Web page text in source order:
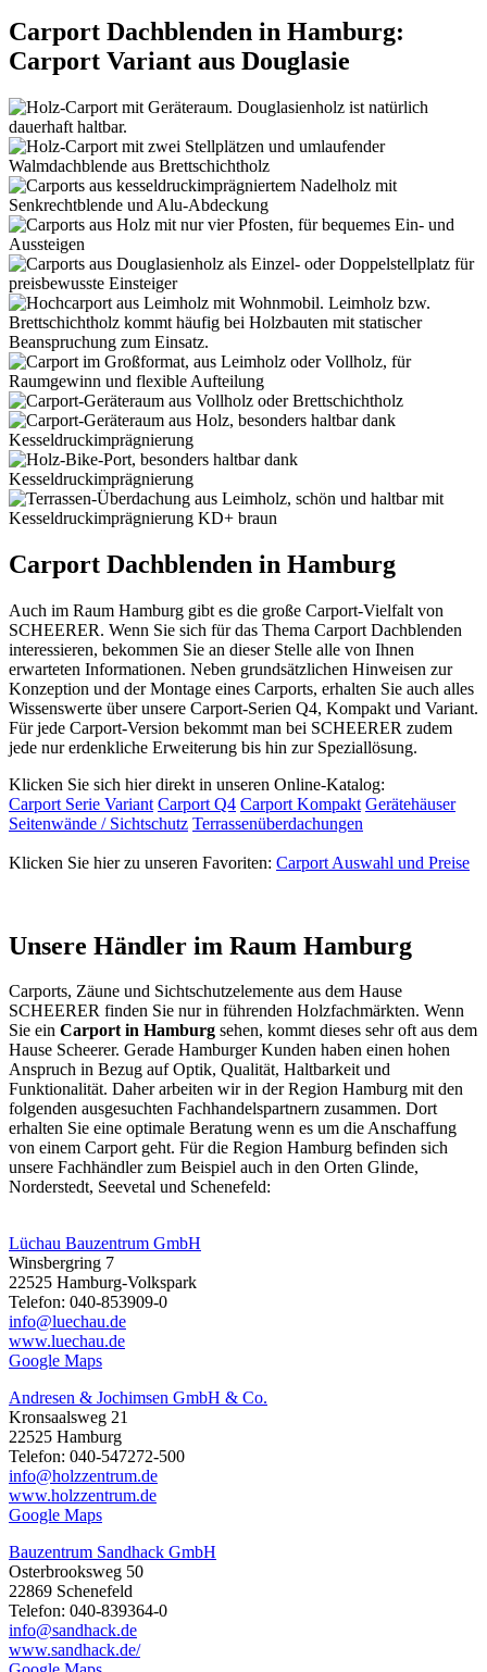
Carport Dachblenden in Hamburg:
Carport Variant aus Douglasie
Carport Dachblenden in Hamburg
Auch im Raum Hamburg gibt es die große Carport-Vielfalt von
SCHEERER. Wenn Sie sich für das Thema Carport Dachblenden
interessieren, bekommen Sie an dieser Stelle alle von Ihnen
erwarteten Informationen. Neben grundsätzlichen Hinweisen zur
Konzeption und der Montage eines Carports, erhalten Sie auch alles
Wissenswerte über unsere Carport-Serien Q4, Kompakt und Variant.
Für jede Carport-Version bekommt man bei SCHEERER zudem
jede nur erdenkliche Erweiterung bis hin zur Speziallösung.
Klicken Sie sich hier direkt in unseren Online-Katalog:
Carport Serie Variant Carport Q4 Carport Kompakt Gerätehäuser
Seitenwände / Sichtschutz Terrassenüberdachungen
Klicken Sie hier zu unseren Favoriten: Carport Auswahl und Preise
Unsere Händler im Raum Hamburg
Carports, Zäune und Sichtschutzelemente aus dem Hause
SCHEERER finden Sie nur in führenden Holzfachmärkten. Wenn
Sie ein Carport in Hamburg sehen, kommt dieses sehr oft aus dem
Hause Scheerer. Gerade Hamburger Kunden haben einen hohen
Anspruch in Bezug auf Optik, Qualität, Haltbarkeit und
Funktionalität. Daher arbeiten wir in der Region Hamburg mit den
folgenden ausgesuchten Fachhandelspartnern zusammen. Dort
erhalten Sie eine optimale Beratung wenn es um die Anschaffung
von einem Carport geht. Für die Region Hamburg befinden sich
unsere Fachhändler zum Beispiel auch in den Orten Glinde,
Norderstedt, Seevetal und Schenefeld:
Lüchau Bauzentrum GmbH
Winsbergring 7
22525 Hamburg-Volkspark
Telefon: 040-853909-0
info@luechau.de
www.luechau.de
Google Maps
Andresen & Jochimsen GmbH & Co.
Kronsaalsweg 21
22525 Hamburg
Telefon: 040-547272-500
info@holzzentrum.de
www.holzzentrum.de
Google Maps
Bauzentrum Sandhack GmbH
Osterbrooksweg 50
22869 Schenefeld
Telefon: 040-839364-0
info@sandhack.de
www.sandhack.de/